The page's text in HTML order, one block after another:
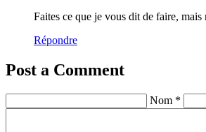
Faites ce que je vous dit de faire,
Répondre
Post a Comment
Nom *